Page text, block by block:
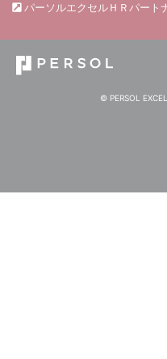
パーソルエクセルＨＲパート
© PERSOL